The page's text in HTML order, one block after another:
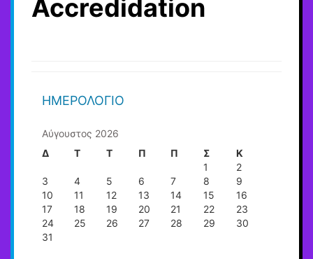
Accredidation
ΗΜΕΡΟΛΌΓΙΟ
Αύγουστος 2026
Δ
Τ Τ Π Π Σ
Κ
1
2
3
4 5 6 7 8
9
10
11 12 13 14 15
16
17
18 19 20 21 22
23
24
25 26 27 28 29
30
31